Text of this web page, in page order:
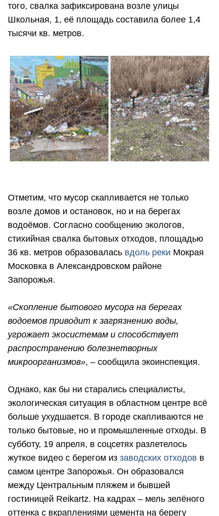
того, свалка зафиксирована возле улицы
Школьная, 1, её площадь составила более 1,4
тысячи кв. метров.
Отметим, что мусор скапливается не только
возле домов и остановок, но и на берегах
водоёмов. Согласно сообщению экологов,
стихийная свалка бытовых отходов, площадью
36 кв. метров образовалась вдоль реки Мокрая
Московка в Александровском районе
Запорожья.
«Скопление бытового мусора на берегах
водоемов приводит к загрязнению воды,
угрожает экосистемам и способствует
распространению болезнетворных
микроорганизмов», – сообщила экоинспекция.
Однако, как бы ни старались специалисты,
экологическая ситуация в областном центре всё
больше ухудшается. В городе скапливаются не
только бытовые, но и промышленные отходы. В
субботу, 19 апреля, в соцсетях разлетелось
жуткое видео с берегом из заводских отходов в
самом центре Запорожья. Он образовался
между Центральным пляжем и бывшей
гостиницей Reikartz. На кадрах – мель зелёного
оттенка с вкраплениями цемента на берегу